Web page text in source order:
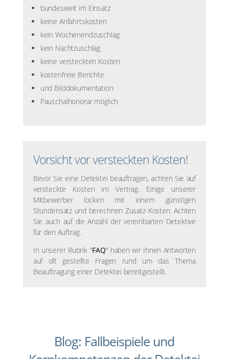
bundesweit im Einsatz
keine Anfahrtskosten
kein Wochenendzuschlag
kein Nachtzuschlag
keine versteckten Kosten
kostenfreie Berichte
und Bilddokumentation
Pauschalhonorar möglich
Vorsicht vor versteckten Kosten!
Bevor Sie eine Detektei beauftragen, achten Sie auf
versteckte Kosten im Vertrag. Einige unserer
Mitbewerber locken mit einem günstigen
Stundensatz und berechnen Zusatz-Kosten. Achten
Sie auch auf die Anzahl der vereinbarten Detektive
für den Auftrag.
In unserer Rubrik "FAQ" haben wir Ihnen Antworten
auf oft gestellte Fragen rund um das Thema
Beauftragung einer Detektei bereitgestellt.
Blog: Fallbeispiele und